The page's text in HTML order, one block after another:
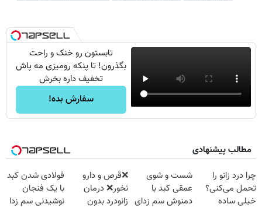
تابستون رو خنک و راحت
بگذرون! تا پنکه رومیزی مه پاش
تخفیف داره بخرش
سفارش بده!
مطالب پیشنهادی
چرا درد زانو را
تحمل می‌کنی؟
خیلی ساده
شست و شوی
عمقی کبد با
دمنوش سم زدای
❌قرص‌ و دارو
نخور❌ درمان
زانودرد بدون
فولادی شدن کبد
با یک فنجان
نوشیدنی سم زدا